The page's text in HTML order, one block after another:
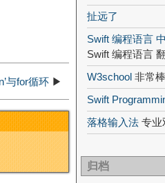
与for循环 ▶
扯远了
Swift 编程语言
Swift 编程语言
W3school 非常
Swift
落格输入法 专业
归档